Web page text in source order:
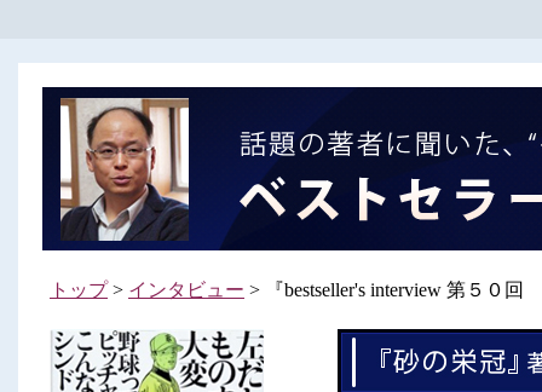
トップ> インタビュー > 『bestseller's interview 第５０